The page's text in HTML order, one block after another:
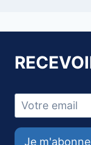
Je m'abonne